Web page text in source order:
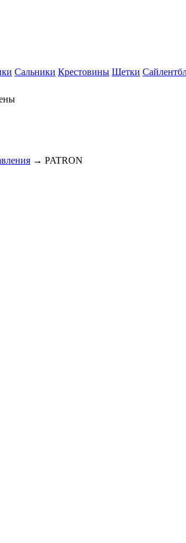
Сальники Крестовины Щетки
→ PATRON